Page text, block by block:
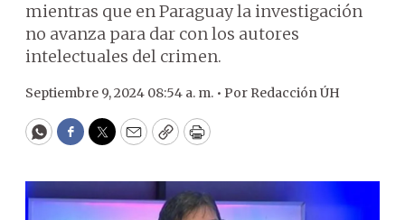
mientras que en Paraguay la investigación
no avanza para dar con los autores
intelectuales del crimen.
Septiembre 9, 2024 08:54 a. m. • Por Redacción ÚH
WhatsApp
Facebook
Twitter
EmailCopyPrint